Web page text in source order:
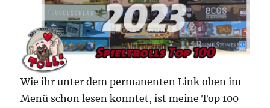
Wie ihr unter dem permanenten Link oben im
Menü schon lesen konntet, ist meine Top 100